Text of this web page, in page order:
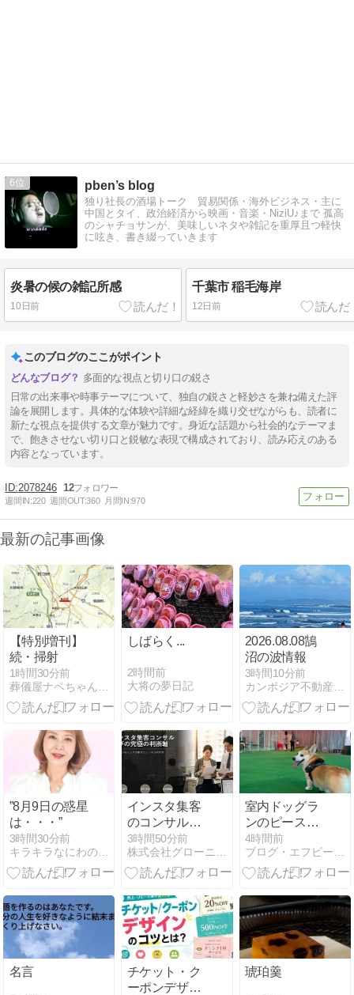
6 pben’s blog
独り社長の酒場トーク 貿易関係・海外ビジネス・主に
中国とタイ、政治経済から映画・音楽・NiziU♪まで 孤高
のシャチョサンが、美味しいネタや雑記を重厚且つ軽快
に呟き、書き綴っていきます
炎暑の候の雑記所感
10日前
千葉市 稲毛海岸
12日前
このブログのここがポイント
多面的な視点と切り口の鋭さ
日常の出来事や時事テーマについて、独自の鋭さと軽妙さを兼ね備えた評
論を展開します。具体的な体験や詳細な経緯を織り交ぜながらも、読者に
新たな視点を提供する文章が魅力です。身近な話題から社会的なテーマま
で、飽きさせない切り口と鋭敏な表現で構成されており、読み応えのある
内容となっています。
2078246 12
週間IN:220 週間OUT:360 月間IN:970
最新の記事画像
【特別増刊】
続・掃射
1時間30分前
葬儀屋ナベちゃんの徒然草
しばらく...
2時間前
大将の夢日記
2026.08.08鵠
沼の波情報
3時間10分前
カンボジア不動産タイ不動産は湘南小太郎のひとり言
”8月9日の惑星
は・・・”
3時間30分前
キラキラなにわのスピリチュアル・ママ
インスタ集客
のコンサルを
選ぶときに、
最も重要なた
った一つの判
3時間50分前
株式会社グローニティ | webの自動集客からセールスまで
室内ドッグラ
ンのピースワ
ン東住吉
4時間前
ブログ・エフビーエックス
名言
チケット・ク
ーポンデザイ
琥珀羹